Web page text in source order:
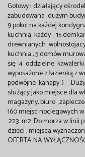
Gotowy i działający
zabudowana dużym
9 pokoi na każdej
kuchnią każdy . 15
drewnianych
kuchnia , 5 domów
się 4 oddzielne kawalerki
wyposażone z łazienką z
podwójne kanapy. ) .
służący jako miejsce dla
magazyny, biuro
160 miejsc noclegowych
.223 m2. Do morza w linii
dzieci , miejsca
OFERTA NA